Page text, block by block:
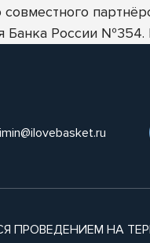
России №354.
НА